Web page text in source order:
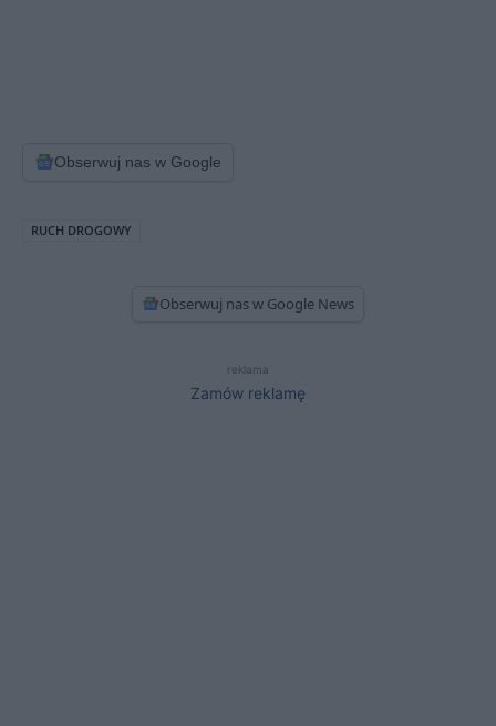
Obserwuj nas w Google
RUCH DROGOWY
Obserwuj nas w Google News
reklama
Zamów reklamę